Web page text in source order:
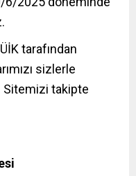
tarafından
sizlerle
Sitemizi takipte